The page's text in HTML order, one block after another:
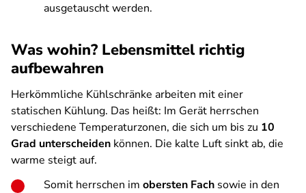
ausgetauscht werden.
Was wohin? Lebensmittel richtig
aufbewahren
Herkömmliche Kühlschränke arbeiten mit einer
statischen Kühlung. Das heißt: Im Gerät herrschen
verschiedene Temperaturzonen, die sich um bis zu 10
Grad unterscheiden können. Die kalte Luft sinkt ab, die
warme steigt auf.
Somit herrschen im obersten Fach sowie in den